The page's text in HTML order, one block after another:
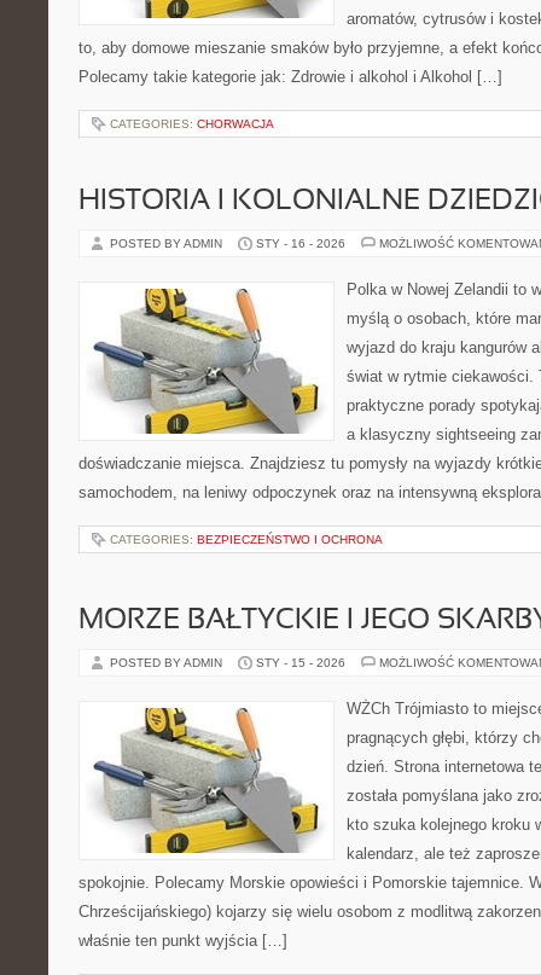
aromatów, cytrusów i
to, aby domowe mieszanie smaków było przyjemne, a efekt
Polecamy takie kategorie jak: Zdrowie i alkohol i Alkohol […]
CATEGORIES: CHORWACJA
HISTORIA I KOLONIALNE
POSTED BY ADMIN STY - 16 - 2026 MOŻLIWOŚĆ
Polka w Nowej Zelandii to
myślą o osobach, które
wyjazd do kraju kangurów
świat w rytmie ciekawości.
praktyczne porady
a klasyczny sightseeing
doświadczanie miejsca. Znajdziesz tu pomysły na wyjazdy
samochodem, na leniwy odpoczynek oraz na intensywną
CATEGORIES: BEZPIECZEŃSTWO I OCHRONA
MORZE BAŁTYCKIE I JEGO
POSTED BY ADMIN STY - 15 - 2026 MOŻLIWOŚĆ
WŻCh Trójmiasto to
pragnących głębi, którzy
dzień. Strona internetowa
została pomyślana jako
kto szuka kolejnego kroku
kalendarz, ale też
spokojnie. Polecamy Morskie opowieści i Pomorskie tajemnice.
Chrześcijańskiego) kojarzy się wielu osobom z modlitwą
właśnie ten punkt wyjścia […]